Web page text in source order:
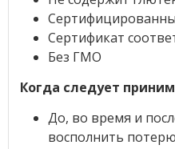
Сертификат
Без ГМО
Когда следует
До, во время и
восполнить